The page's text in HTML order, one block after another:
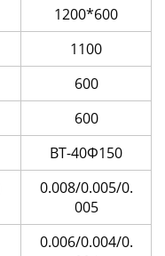
1200*600
1100
600
600
BT-40Φ150
0.008/0.005/0.
005
0.006/0.004/0.